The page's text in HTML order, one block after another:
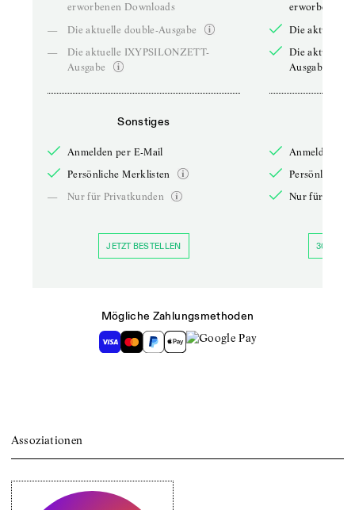
erworbenen Downloads
—
Die aktuelle double-Ausgabe
—
Die aktuelle IXYPSILONZETT-
Ausgabe
Sonstiges
Anmelden per E-Mail
Persönliche Merklisten
—
Nur für Privatkunden
JETZT BESTELLEN
erworbenen
Die aktuelle
Die aktuelle
Ausgabe
Anmelden
Persönliche
Nur für
30 TAGE
Mögliche Zahlungsmethoden
Assoziationen